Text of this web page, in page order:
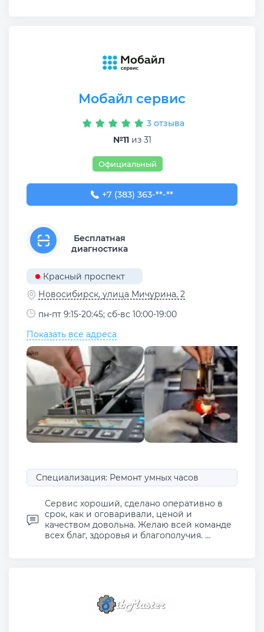
Мобайл сервис
3 отзыва
№11из 31
Официальный
+7 (383) 363-99-09
+7 (383) 363-**-**
Бесплатная
диагностика
Красный проспект
Новосибирск, улица Мичурина, 2
пн-пт 9:15-20:45; сб-вс 10:00-19:00
Показать все адреса
Специализация: Ремонт умных часов
Сервис хороший, сделано оперативно в
срок, как и оговаривали, ценой и
качеством довольна. Желаю всей команде
всех благ, здоровья и благополучия. ...